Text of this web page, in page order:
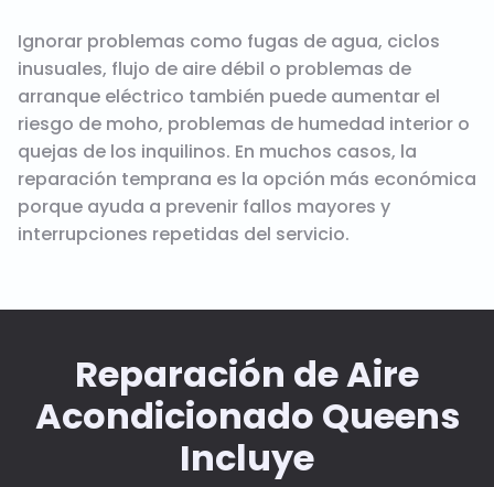
Ignorar problemas como fugas de agua, ciclos
inusuales, flujo de aire débil o problemas de
arranque eléctrico también puede aumentar el
riesgo de moho, problemas de humedad interior o
quejas de los inquilinos. En muchos casos, la
reparación temprana es la opción más económica
porque ayuda a prevenir fallos mayores y
interrupciones repetidas del servicio.
Reparación de Aire
Acondicionado Queens
Incluye